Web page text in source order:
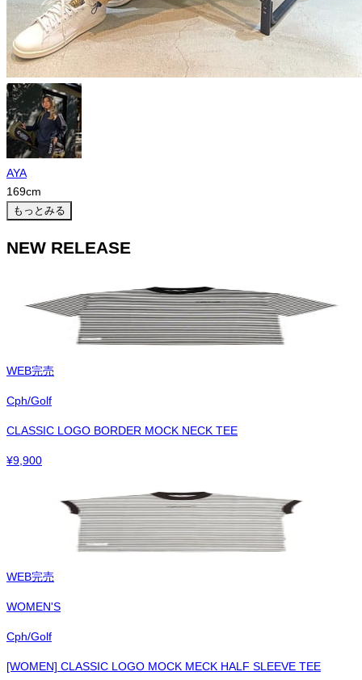
AYA
169cm
もっとみる
NEW RELEASE
WEB完売
Cph/Golf
CLASSIC LOGO BORDER MOCK NECK TEE
¥9,900
WEB完売
WOMEN'S
Cph/Golf
[WOMEN] CLASSIC LOGO MOCK MECK HALF SLEEVE TEE